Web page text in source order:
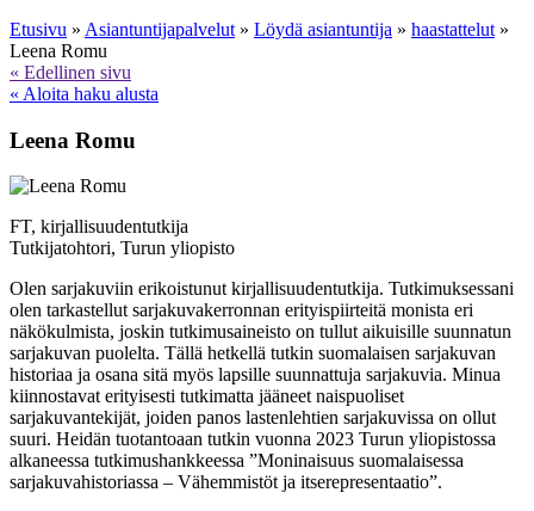
Etusivu » Asiantuntija­palvelut » Löydä asiantuntija » haastattelut »
Leena Romu
« Edellinen sivu
« Aloita haku alusta
Leena Romu
FT, kirjallisuudentutkija
Tutkijatohtori, Turun yliopisto
Olen sarjakuviin erikoistunut kirjallisuudentutkija. Tutkimuksessani
olen tarkastellut sarjakuvakerronnan erityispiirteitä monista eri
näkökulmista, joskin tutkimusaineisto on tullut aikuisille suunnatun
sarjakuvan puolelta. Tällä hetkellä tutkin suomalaisen sarjakuvan
historiaa ja osana sitä myös lapsille suunnattuja sarjakuvia. Minua
kiinnostavat erityisesti tutkimatta jääneet naispuoliset
sarjakuvantekijät, joiden panos lastenlehtien sarjakuvissa on ollut
suuri. Heidän tuotantoaan tutkin vuonna 2023 Turun yliopistossa
alkaneessa tutkimushankkeessa ”Moninaisuus suomalaisessa
sarjakuvahistoriassa – Vähemmistöt ja itserepresentaatio”.